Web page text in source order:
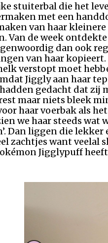
stuiterbal die het
met een
van haar
Van de week
dan ook
van haar
verstopt moet
Jiggly aan haar
hadden gedacht dat
maar niets bleek
haar voerbak als
we haar steeds wat
Dan liggen die
zachtjes want veelal
Jigglypuff